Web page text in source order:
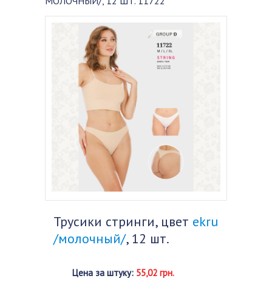
Трусики стринги, цвет ekru
/молочный/, 12 шт.
Цена за штуку: 55,02 грн.